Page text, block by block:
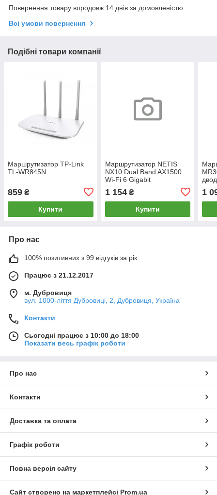
Повернення товару впродовж 14 днів за домовленістю
Всі умови повернення
Подібні товари компанії
Маршрутизатор TP-Link
TL-WR845N
859 ₴
Купити
Маршрутизатор NETIS
NX10 Dual Band AX1500
Wi-Fi 6 Gigabit
1 154₴
Купити
1
Про нас
100% позитивних з 99 відгуків за рік
Працює з 21.12.2017
м. Дубровиця
вул. 1000-ліття Дубровиці, 2, Дубровиця, Україна
Контакти
Сьогодні працює з 10:00 до 18:00
Показати весь графік роботи
Про нас
Контакти
Доставка та оплата
Графік роботи
Повна версія сайту
Сайт створено на маркетплейсі Prom.ua